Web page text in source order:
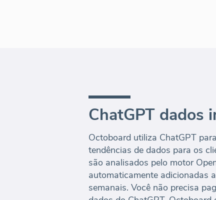
ChatGPT dados
Octoboard utiliza ChatGPT
tendências de dados para os
são analisados pelo motor
automaticamente adicionadas
semanais. Você não precisa